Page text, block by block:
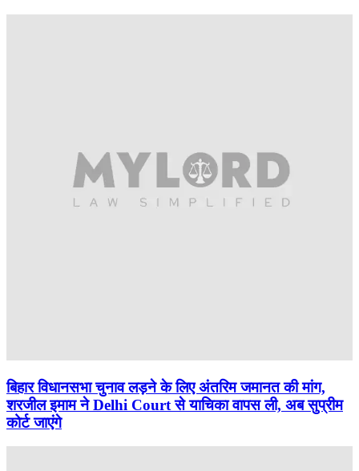
बिहार विधानसभा चुनाव लड़ने के लिए अंतरिम जमानत की मांग,
शरजील इमाम ने Delhi Court से याचिका वापस ली, अब सुप्रीम
कोर्ट जाएंगे